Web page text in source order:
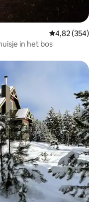
Gemiddelde
4,82 (354)
in het bos